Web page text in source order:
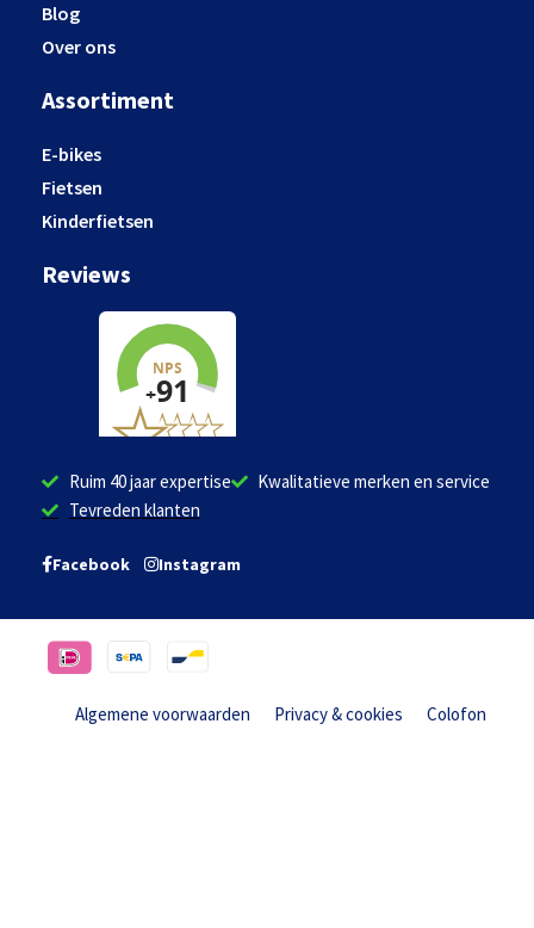
Blog
Over ons
Assortiment
E-bikes
Fietsen
Kinderfietsen
Reviews
Ruim 40 jaar expertise
Kwalitatieve merken en service
Tevreden klanten
Facebook Instagram
Algemene voorwaarden Privacy & cookies Colofon